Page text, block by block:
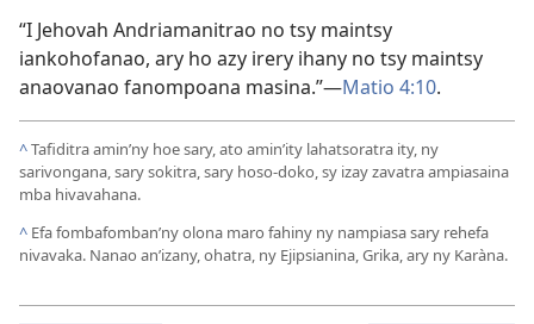
“I Jehovah Andriamanitrao no tsy maintsy
iankohofanao, ary ho azy irery ihany no tsy maintsy
anaovanao fanompoana masina.”—Matio 4:10.
^Tafiditra amin’ny hoe sary, ato amin’ity lahatsoratra ity, ny
sarivongana, sary sokitra, sary hoso-doko, sy izay zavatra ampiasaina
mba hivavahana.
^ Efa fombafomban’ny olona maro fahiny ny nampiasa sary rehefa
nivavaka. Nanao an’izany, ohatra, ny Ejipsianina, Grika, ary ny Karàna.